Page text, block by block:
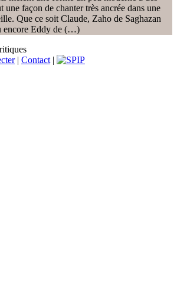
une façon de chanter très ancrée dans une
Que ce soit Claude, Zaho de Saghazan
encore Eddy de (…)
| Contact |